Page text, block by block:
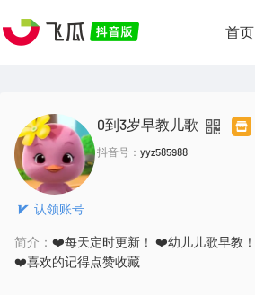
首页
认领账号
0到3岁早教儿歌
抖音号： yyz585988
简介： ❤️每天定时更新！ ❤️幼儿儿歌早教！
❤️喜欢的记得点赞收藏